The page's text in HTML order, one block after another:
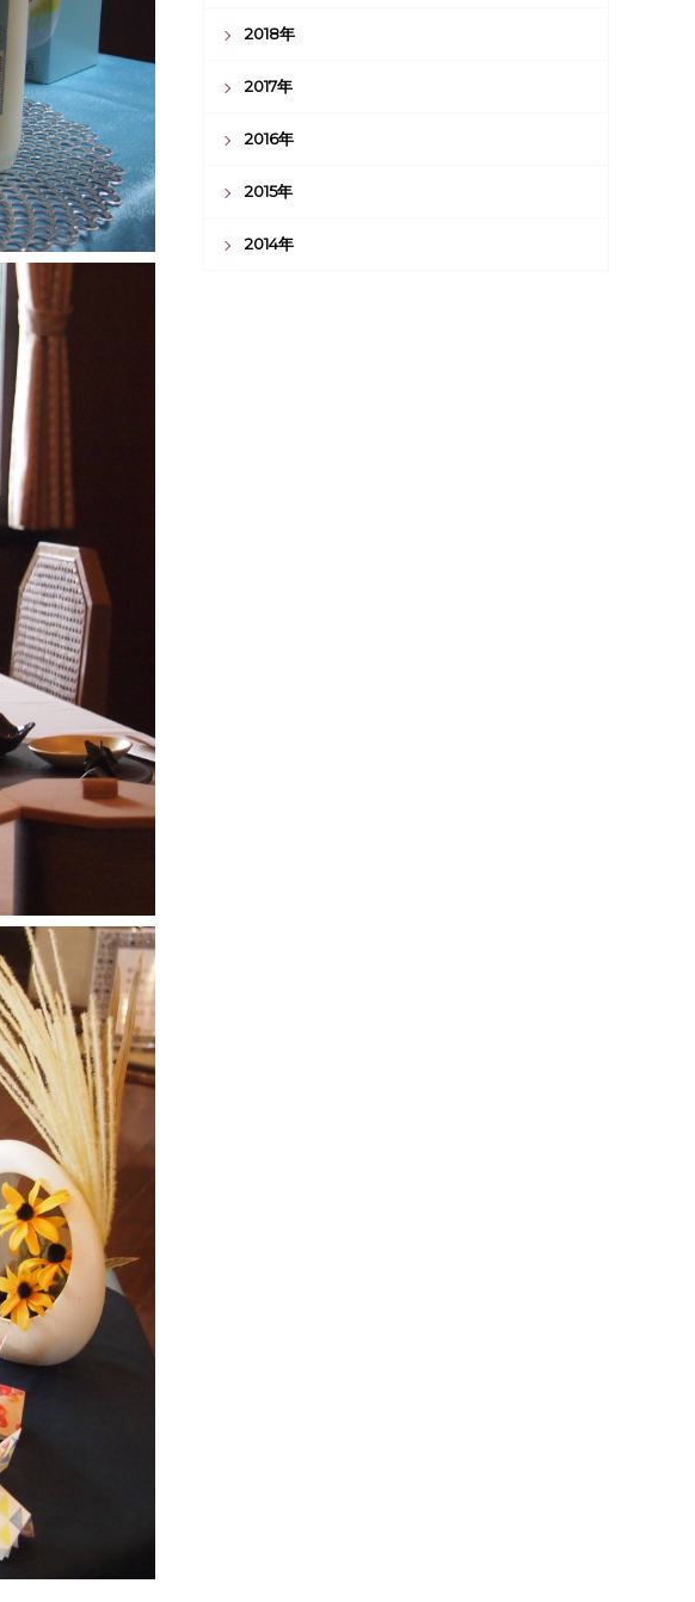
2018年
2017年
2016年
2015年
2014年